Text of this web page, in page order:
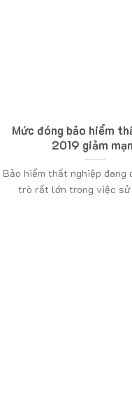
Mức đóng bảo hiểm
2019 giảm
Bảo hiểm thất nghiệp đang
trò rất lớn trong việc sử